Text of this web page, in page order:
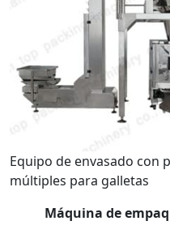
Equipo de envasado con
múltiples para galletas
Máquina de